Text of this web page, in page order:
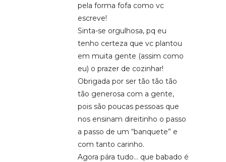
pela forma fofa como vc
escreve!
Sinta-se orgulhosa, pq eu
tenho certeza que vc plantou
em muita gente (assim como
eu) o prazer de cozinhar!
Obrigada por ser tão tão tão
tão generosa com a gente,
pois são poucas pessoas que
nos ensinam direitinho o passo
a passo de um “banquete” e
com tanto carinho.
Agora pára tudo… que babado é